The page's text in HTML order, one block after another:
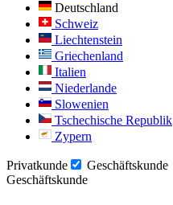
Deutschland
Schweiz
Liechtenstein
Griechenland
Italien
Niederlande
Slowenien
Tschechische Republik
Zypern
Privatkunde
Geschäftskunde
Geschäftskunde